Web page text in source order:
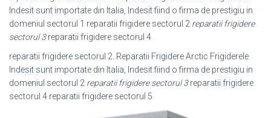
Indesit sunt importate din Italia, Indesit fiind o firma de prestigiu in
domeniul sectorul 1 reparatii frigidere sectorul 2 reparatii frigidere
sectorul 3reparatii frigidere sectorul 4
reparatii frigidere sectorul 2. Reparatii Frigidere Arctic Frigiderele
Indesit sunt importate din Italia, Indesit fiind o firma de prestigiu in
domeniul sectorul 2 reparatii frigidere sectorul 3reparatii frigidere
sectorul 4 reparatii frigidere sectorul 5